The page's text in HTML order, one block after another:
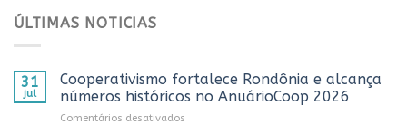
ÚLTIMAS NOTICIAS
31
jul
Cooperativismo fortalece Rondônia e alcança
números históricos no AnuárioCoop 2026
Comentários desativados